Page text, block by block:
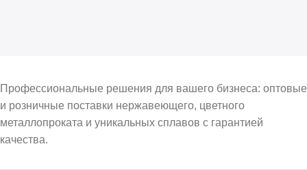
Профессиональные решения для вашего бизнеса: оптовые
и розничные поставки нержавеющего, цветного
металлопроката и уникальных сплавов с гарантией
качества.